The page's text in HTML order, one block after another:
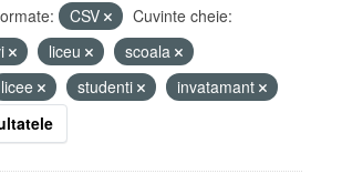
CSV
Cuvinte cheie:
liceu
scoala
licee studenti
invatamant